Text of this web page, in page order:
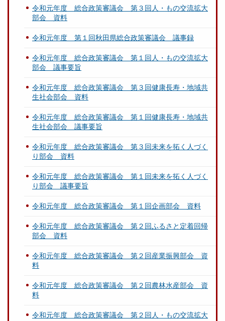
令和元年度 総合政策審議会 第３回人・もの交流拡大
部会 資料
令和元年度 第１回秋田県総合政策審議会 議事録
令和元年度 総合政策審議会 第１回人・もの交流拡大
部会 議事要旨
令和元年度 総合政策審議会 第３回健康長寿・地域共
生社会部会 資料
令和元年度 総合政策審議会 第１回健康長寿・地域共
生社会部会 議事要旨
令和元年度 総合政策審議会 第３回未来を拓く人づく
り部会 資料
令和元年度 総合政策審議会 第１回未来を拓く人づく
り部会 議事要旨
令和元年度 総合政策審議会 第１回企画部会 資料
令和元年度 総合政策審議会 第２回ふるさと定着回帰
部会 資料
令和元年度 総合政策審議会 第２回産業振興部会 資
料
令和元年度 総合政策審議会 第２回農林水産部会 資
料
令和元年度 総合政策審議会 第２回人・もの交流拡大